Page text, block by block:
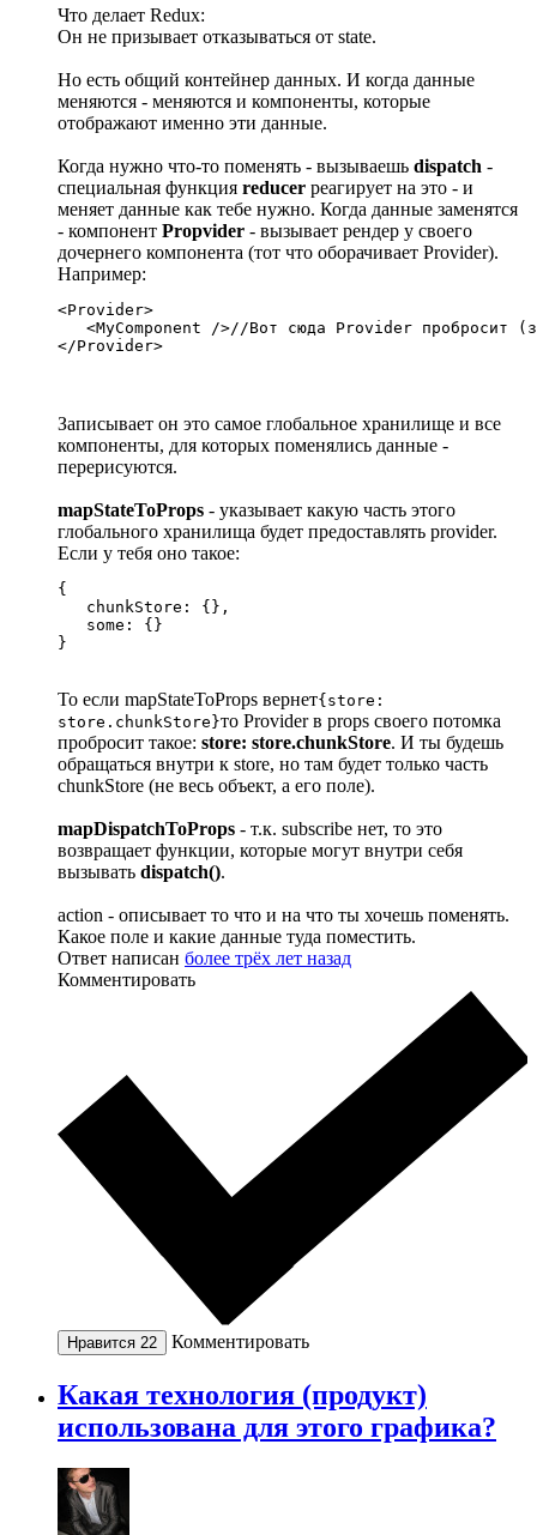
Что делает Redux:
Он не призывает отказываться от state.
Но есть общий контейнер данных. И когда данные
меняются - меняются и компоненты, которые
отображают именно эти данные.
Когда нужно что-то поменять - вызываешь dispatch -
специальная функция reducer реагирует на это - и
меняет данные как тебе нужно. Когда данные заменятся
- компонент Propvider - вызывает рендер у своего
дочернего компонента (тот что оборачивает Provider).
Например:
<Provider>
<MyComponent />//Вот сюда Provider пробросит
</Provider>
Записывает он это самое глобальное хранилище и все
компоненты, для которых поменялись данные -
перерисуются.
mapStateToProps - указывает какую часть этого
глобального хранилища будет предоставлять provider.
Если у тебя оно такое:
{
   chunkStore: {},
   some: {}
}
То если mapStateToProps вернет{store:
store.chunkStore}то Provider в props своего потомка
пробросит такое: store: store.chunkStore. И ты будешь
обращаться внутри к store, но там будет только часть
chunkStore (не весь объект, а его поле).
mapDispatchToProps - т.к. subscribe нет, то это
возвращает функции, которые могут внутри себя
вызывать dispatch().
action - описывает то что и на что ты хочешь поменять.
Какое поле и какие данные туда поместить.
Ответ написан более трёх лет назад
Комментировать
Нравится 22 Комментировать
Какая технология (продукт)
использована для этого графика?